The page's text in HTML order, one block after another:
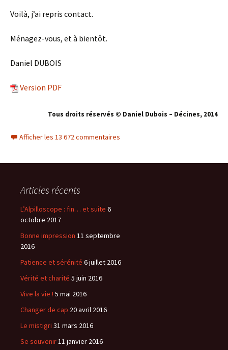
Voilà, j’ai repris contact.
Ménagez-vous, et à bientôt.
Daniel DUBOIS
Version PDF
Tous droits réservés © Daniel Dubois – Décines, 2014
Afficher les 13 672 commentaires
Articles récents
L’Alpilloscope : fin… et suite 6
octobre 2017
Bonne impression 11 septembre
2016
Patience et sérénité 6 juillet 2016
Vérité et charité 5 juin 2016
Vive la vie ! 5 mai 2016
Changer de cap 20 avril 2016
Le mistigri 31 mars 2016
Se souvenir11 janvier 2016